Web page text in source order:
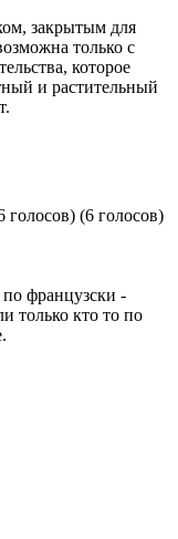
закрытым для
только с
которое
и растительный
голосов) (6 голосов)
по французски -
только кто то по